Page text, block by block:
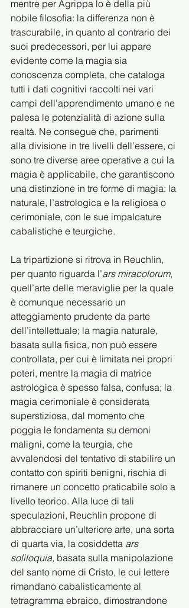
mentre per Agrippa lo è della più
nobile filosofia: la differenza non è
trascurabile, in quanto al contrario dei
suoi predecessori, per lui appare
evidente come la magia sia
conoscenza completa, che cataloga
tutti i dati cognitivi raccolti nei vari
campi dell'apprendimento umano e ne
palesa le potenzialità di azione sulla
realtà. Ne consegue che, parimenti
alla divisione in tre livelli dell’essere, ci
sono tre diverse aree operative a cui la
magia è applicabile, che garantiscono
una distinzione in tre forme di magia: la
naturale, l’astrologica e la religiosa o
cerimoniale, con le sue impalcature
cabalistiche e teurgiche.
La tripartizione si ritrova in Reuchlin,
per quanto riguarda l’ars miracolorum,
quell’arte delle meraviglie per la quale
è comunque necessario un
atteggiamento prudente da parte
dell’intellettuale; la magia naturale,
basata sulla fisica, non può essere
controllata, per cui è limitata nei propri
poteri, mentre la magia di matrice
astrologica è spesso falsa, confusa; la
magia cerimoniale è considerata
superstiziosa, dal momento che
poggia le fondamenta su demoni
maligni, come la teurgia, che
avvalendosi del tentativo di stabilire un
contatto con spiriti benigni, rischia di
rimanere un concetto praticabile solo a
livello teorico. Alla luce di tali
speculazioni, Reuchlin propone di
abbracciare un’ulteriore arte, una sorta
di quarta via, la cosiddetta ars
soliloquia, basata sulla manipolazione
del santo nome di Cristo, le cui lettere
rimandano cabalisticamente al
tetragramma ebraico, dimostrandone